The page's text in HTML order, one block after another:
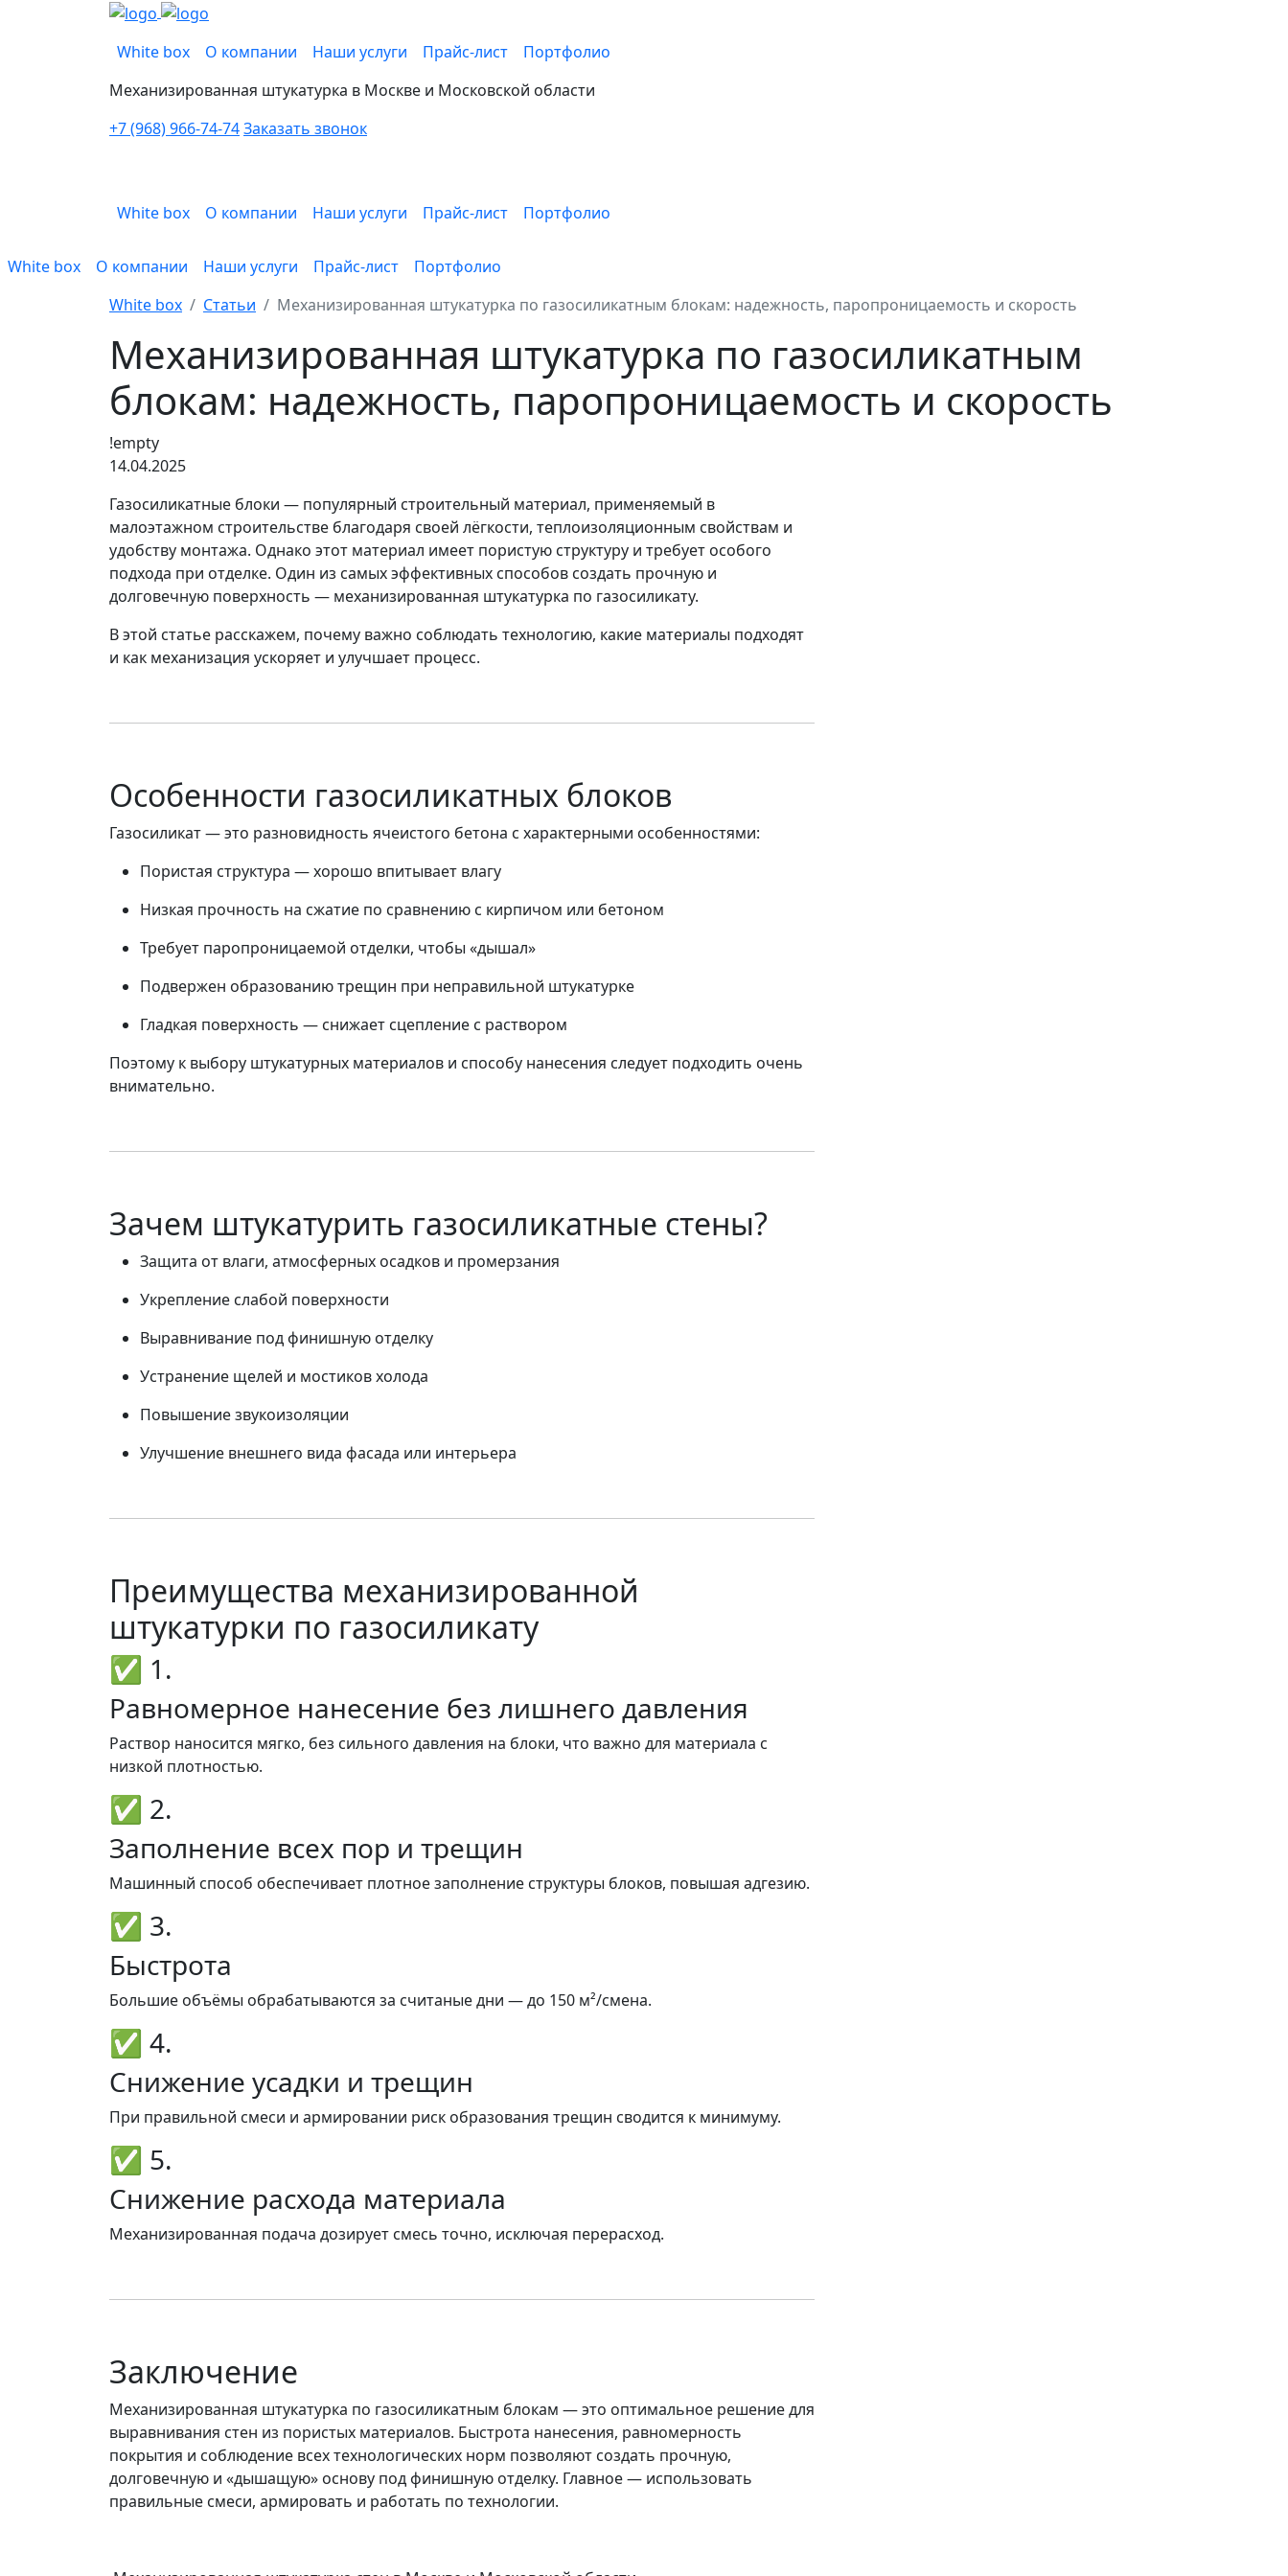
White box О компании Наши услуги Прайс-лист
Портфолио
Механизированная штукатурка в Москве и Московской области
+7 (968) 966-74-74Заказать звонок
White box О компании Наши услуги Прайс-лист Портфолио
White box О компании Наши услуги Прайс-лист
Портфолио
White box
Статьи Механизированная штукатурка по газосиликатным блокам: надежность, паропроницаемость и скорость
Механизированная штукатурка по газосиликатным
блокам: надежность, паропроницаемость и скорость
!empty
14.04.2025
Газосиликатные блоки — популярный строительный материал, применяемый в
малоэтажном строительстве благодаря своей лёгкости, теплоизоляционным свойствам и
удобству монтажа. Однако этот материал имеет пористую структуру и требует особого
подхода при отделке. Один из самых эффективных способов создать прочную и
долговечную поверхность — механизированная штукатурка по газосиликату.
В этой статье расскажем, почему важно соблюдать технологию, какие материалы подходят
и как механизация ускоряет и улучшает процесс.
Особенности газосиликатных блоков
Газосиликат — это разновидность ячеистого бетона с характерными особенностями:
Пористая структура — хорошо впитывает влагу
Низкая прочность на сжатие по сравнению с кирпичом или бетоном
Требует паропроницаемой отделки, чтобы «дышал»
Подвержен образованию трещин при неправильной штукатурке
Гладкая поверхность — снижает сцепление с раствором
Поэтому к выбору штукатурных материалов и способу нанесения следует подходить очень
внимательно.
Зачем штукатурить газосиликатные стены?
Защита от влаги, атмосферных осадков и промерзания
Укрепление слабой поверхности
Выравнивание под финишную отделку
Устранение щелей и мостиков холода
Повышение звукоизоляции
Улучшение внешнего вида фасада или интерьера
Преимущества механизированной
штукатурки по газосиликату
✅ 1.
Равномерное нанесение без лишнего давления
Раствор наносится мягко, без сильного давления на блоки, что важно для материала с
низкой плотностью.
✅ 2.
Заполнение всех пор и трещин
Машинный способ обеспечивает плотное заполнение структуры блоков, повышая адгезию.
✅ 3.
Быстрота
Большие объёмы обрабатываются за считаные дни — до 150 м²/смена.
✅ 4.
Снижение усадки и трещин
При правильной смеси и армировании риск образования трещин сводится к минимуму.
✅ 5.
Снижение расхода материала
Механизированная подача дозирует смесь точно, исключая перерасход.
Заключение
Механизированная штукатурка по газосиликатным блокам — это оптимальное решение для
выравнивания стен из пористых материалов. Быстрота нанесения, равномерность
покрытия и соблюдение всех технологических норм позволяют создать прочную,
долговечную и «дышащую» основу под финишную отделку. Главное — использовать
правильные смеси, армировать и работать по технологии.